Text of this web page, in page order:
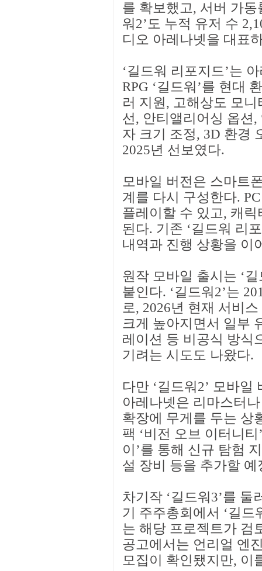
를 확보했고, 서버 가동
워2’도 누적 유저 수
디오 아레나넷을 대표
‘길드워 리포지드’는
RPG ‘길드워’를 현대
러 지원, 고해상도 모
선, 안티앨리어싱 옵션
자 크기 조정, 3D 환경
2025년 선보였다.
모바일 버전은 스마트
계를 다시 구성한다.
플레이할 수 있고, 캐
된다. 기존 ‘길드워 리
내역과 진행 상황을 이
원작 모바일 출시는 ‘
붙인다. ‘길드워2’는
로, 2026년 현재 서비
크게 높아지면서 일부
레이션 등 비공식 방식
기려는 시도도 나왔다.
다만 ‘길드워2’ 모바
아레나넷은 리마스터
확장에 무게를 두는 상
팩 ‘비전 오브 이터니
이’를 통해 신규 탐험
설 장비 등을 추가할 예
차기작 ‘길드워3’를
기 주주총회에서 ‘길드
는 해당 프로젝트가 검
공고에서는 언리얼 엔
모집이 확인됐지만, 이